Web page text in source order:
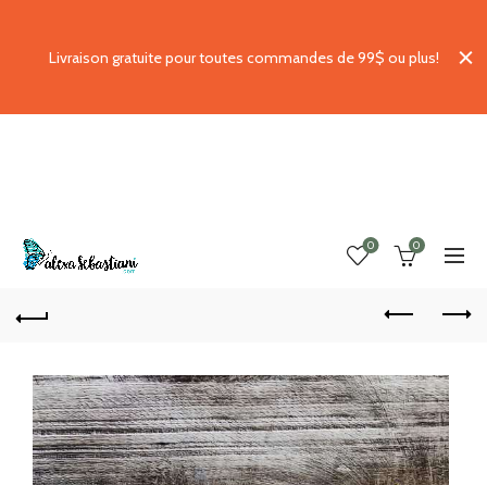
0 0
Livraison gratuite pour toutes commandes de 99$ ou plus!